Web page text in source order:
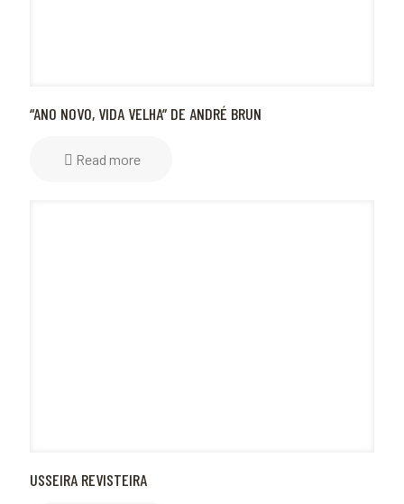
“ANO NOVO, VIDA VELHA” DE ANDRÉ BRUN
Read more
USSEIRA REVISTEIRA